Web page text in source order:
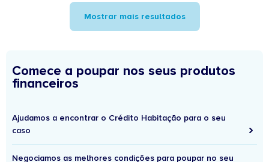
Mostrar mais resultados
Comece a poupar nos seus produtos
financeiros
Ajudamos a encontrar o Crédito Habitação para o seu
caso
Negociamos as melhores condições para poupar no seu